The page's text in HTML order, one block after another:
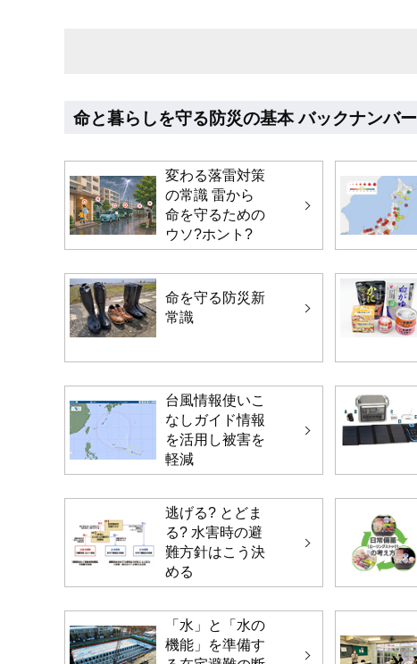
命と暮らしを守る防災の基本 バックナンバー
変わる落雷対策
の常識 雷から
命を守るための
ウソ?ホント?
命を守る防災新
常識
台風情報使いこ
なしガイド情報
を活用し被害を
軽減
逃げる? とどま
る? 水害時の避
難方針はこう決
める
「水」と「水の
機能」を準備す